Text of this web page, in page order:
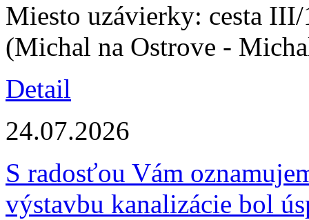
Miesto uzávierky: cesta
(Michal na Ostrove -
Detail
24.07.2026
S radosťou Vám
výstavbu kanalizácie bol